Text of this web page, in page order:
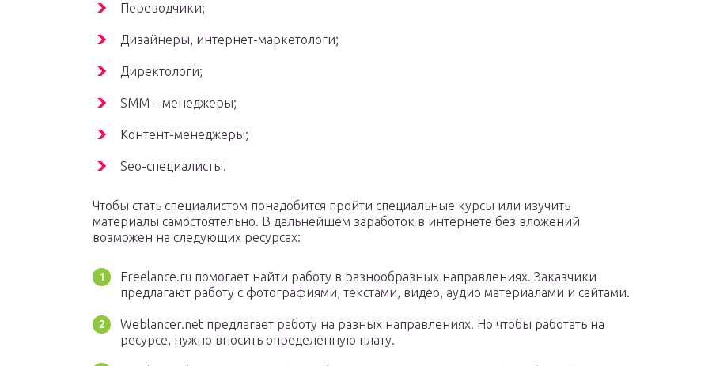
Переводчики;
Дизайнеры, интернет-маркетологи;
Директологи;
SMM – менеджеры;
Контент-менеджеры;
Seo-специалисты.
Чтобы стать специалистом понадобится пройти специальные курсы или изучить
материалы самостоятельно. В дальнейшем заработок в интернете без вложений
возможен на следующих ресурсах:
Freelance.ru помогает найти работу в разнообразных направлениях. Заказчики
предлагают работу с фотографиями, текстами, видео, аудио материалами и сайтами.
Weblancer.net предлагает работу на разных направлениях. Но чтобы работать на
ресурсе, нужно вносить определенную плату.